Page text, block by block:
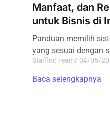
Manfaat, dan
untuk Bisnis di
Panduan memilih
yang sesuai dengan
Staffinc Team/ 04/06/
Baca selengkapnya